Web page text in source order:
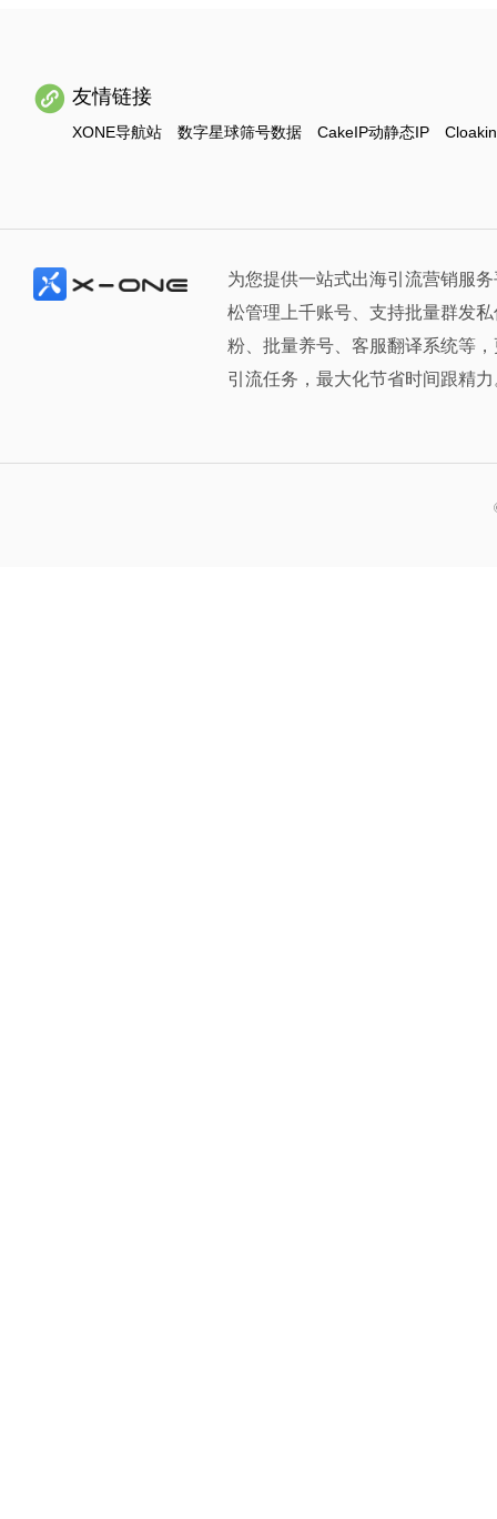
友情链接
XONE导航站 数字星球筛号数据 CakeIP动静态IP
为您提供一站式出海引流营销服
松管理上千账号、支持批量群发
粉、批量养号、客服翻译系统等
引流任务，最大化节省时间跟精力